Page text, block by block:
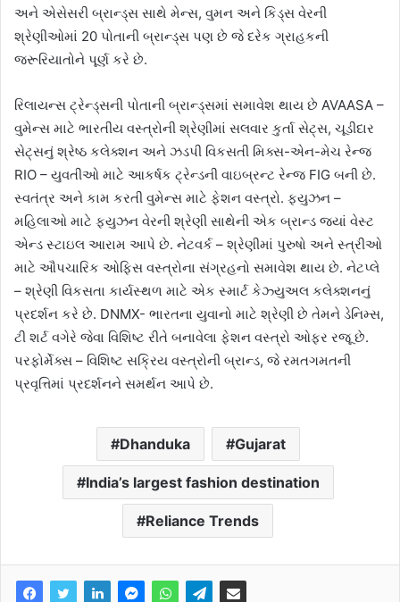
અને એસેસરી બ્રાન્ડ્સ સાથે મેન્સ, વુમન અને કિડ્સ વેરની
શ્રેણીઓમાં 20 પોતાની બ્રાન્ડ્સ પણ છે જે દરેક ગ્રાહકની
જરૂરિયાતોને પૂર્ણ કરે છે.
રિલાયન્સ ટ્રેન્ડ્સની પોતાની બ્રાન્ડ્સમાં સમાવેશ થાય છે AVAASA –
વુમેન્સ માટે ભારતીય વસ્ત્રોની શ્રેણીમાં સલવાર કુર્તા સેટ્સ, ચૂડીદાર
સેટ્સનું શ્રેષ્ઠ કલેક્શન અને ઝડપી વિકસતી મિક્સ-એન-મેચ રેન્જ
RIO – યુવતીઓ માટે આકર્ષક ટ્રેન્ડની વાઇબ્રન્ટ રેન્જ FIG બની છે.
સ્વતંત્ર અને કામ કરતી વુમેન્સ માટે ફેશન વસ્ત્રો. ફ્યુઝન –
મહિલાઓ માટે ફ્યુઝન વેરની શ્રેણી સાથેની એક બ્રાન્ડ જ્યાં વેસ્ટ
એન્ડ સ્ટાઇલ આરામ આપે છે. નેટવર્ક – શ્રેણીમાં પુરુષો અને સ્ત્રીઓ
માટે ઔપચારિક ઓફિસ વસ્ત્રોના સંગ્રહનો સમાવેશ થાય છે. નેટપ્લે
– શ્રેણી વિકસતા કાર્યસ્થળ માટે એક સ્માર્ટ કેઝ્યુઅલ કલેક્શનનું
પ્રદર્શન કરે છે. DNMX- ભારતના યુવાનો માટે શ્રેણી છે તેમને ડેનિમ્સ,
ટી શર્ટ વગેરે જેવા વિશિષ્ટ રીતે બનાવેલા ફેશન વસ્ત્રો ઓફર રજૂ છે.
પરફોર્મેક્સ – વિશિષ્ટ સક્રિય વસ્ત્રોની બ્રાન્ડ, જે રમતગમતની
પ્રવૃત્તિમાં પ્રદર્શનને સમર્થન આપે છે.
Dhanduka Gujarat
India’s largest fashion destination
Reliance Trends